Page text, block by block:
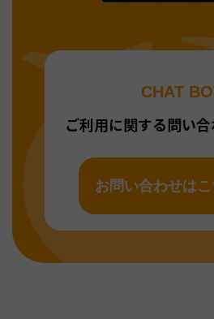
CHAT
ご利用に関する問い
お問い合わせはこ